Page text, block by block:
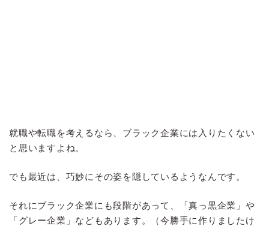
就職や転職を考えるなら、ブラック企業には入りたくない
と思いますよね。
でも最近は、巧妙にその姿を隠しているようなんです。
それにブラック企業にも段階があって、「真っ黒企業」や
「グレー企業」などもあります。（今勝手に作りましたけ